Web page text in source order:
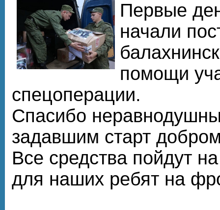
Первые
начали
помощи
спецоперации.
Спасибо
задавшим старт
Все средства пойдут
для наших ребят на